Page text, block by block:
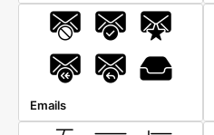
Emails